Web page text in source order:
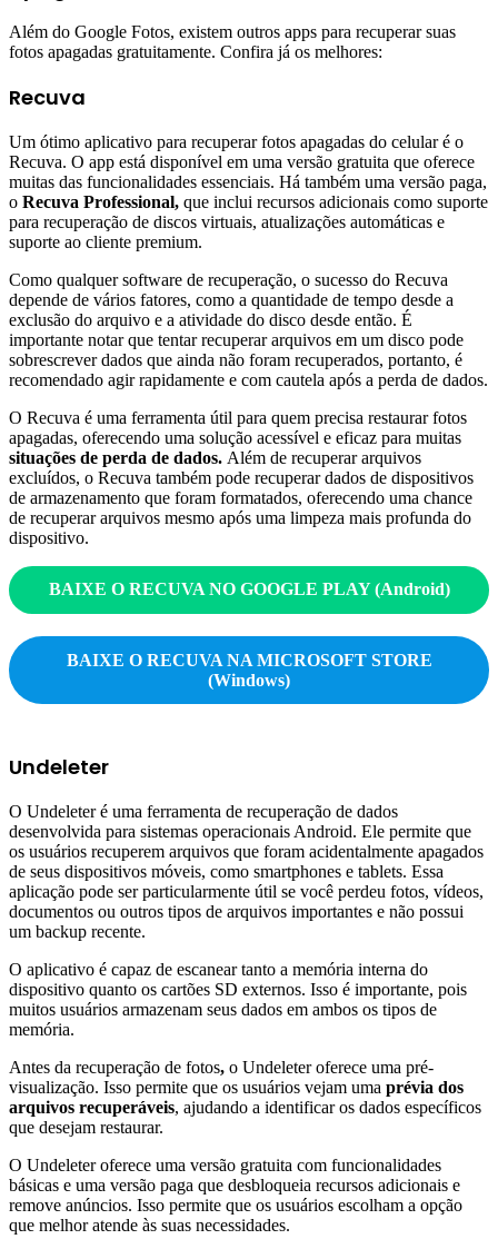
Além do Google Fotos, existem outros apps para recuperar suas
fotos apagadas gratuitamente. Confira já os melhores:
Recuva
Um ótimo aplicativo para recuperar fotos apagadas do celular é o
Recuva. O app está disponível em uma versão gratuita que oferece
muitas das funcionalidades essenciais. Há também uma versão paga,
o Recuva Professional, que inclui recursos adicionais como suporte
para recuperação de discos virtuais, atualizações automáticas e
suporte ao cliente premium.
Como qualquer software de recuperação, o sucesso do Recuva
depende de vários fatores, como a quantidade de tempo desde a
exclusão do arquivo e a atividade do disco desde então. É
importante notar que tentar recuperar arquivos em um disco pode
sobrescrever dados que ainda não foram recuperados, portanto, é
recomendado agir rapidamente e com cautela após a perda de dados.
O Recuva é uma ferramenta útil para quem precisa restaurar fotos
apagadas, oferecendo uma solução acessível e eficaz para muitas
situações de perda de dados. Além de recuperar arquivos
excluídos, o Recuva também pode recuperar dados de dispositivos
de armazenamento que foram formatados, oferecendo uma chance
de recuperar arquivos mesmo após uma limpeza mais profunda do
dispositivo.
BAIXE O RECUVA NO GOOGLE PLAY (Android)
BAIXE O RECUVA NA MICROSOFT STORE
(Windows)
Undeleter
O Undeleter é uma ferramenta de recuperação de dados
desenvolvida para sistemas operacionais Android. Ele permite que
os usuários recuperem arquivos que foram acidentalmente apagados
de seus dispositivos móveis, como smartphones e tablets. Essa
aplicação pode ser particularmente útil se você perdeu fotos, vídeos,
documentos ou outros tipos de arquivos importantes e não possui
um backup recente.
O aplicativo é capaz de escanear tanto a memória interna do
dispositivo quanto os cartões SD externos. Isso é importante, pois
muitos usuários armazenam seus dados em ambos os tipos de
memória.
Antes da recuperação de fotos, o Undeleter oferece uma pré-
visualização. Isso permite que os usuários vejam uma prévia dos
arquivos recuperáveis, ajudando a identificar os dados específicos
que desejam restaurar.
O Undeleter oferece uma versão gratuita com funcionalidades
básicas e uma versão paga que desbloqueia recursos adicionais e
remove anúncios. Isso permite que os usuários escolham a opção
que melhor atende às suas necessidades.